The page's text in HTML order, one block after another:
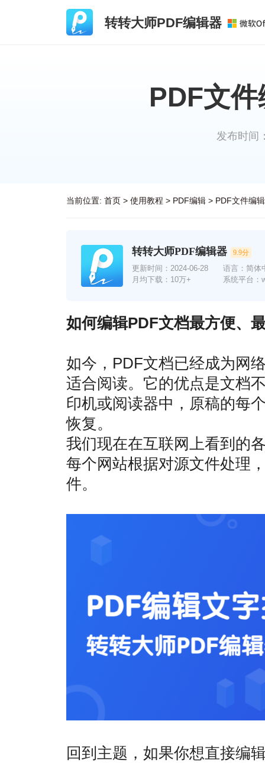
转转大师PDF编辑器
PDF文
发布时间
当前位置: 首页> 使用教程 > PDF编辑> PDF文件编
转转大师PDF编辑器 9.9分
更新时间： 2024-06-28
月均下载：10万+
语言：简体
系统平台：
如何编辑PDF文档最方便、
如今，PDF文档已经成为网
适合阅读。它的优点是文档
印机或阅读器中，原稿的每
恢复。
我们现在在互联网上看到的
每个网站根据对源文件处理
件。
回到主题，如果你想直接编